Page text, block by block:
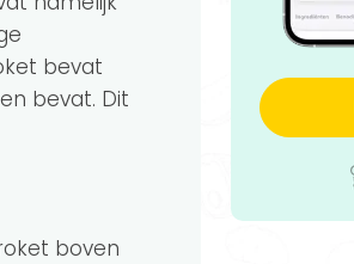
bevat
bevat. Dit
boven